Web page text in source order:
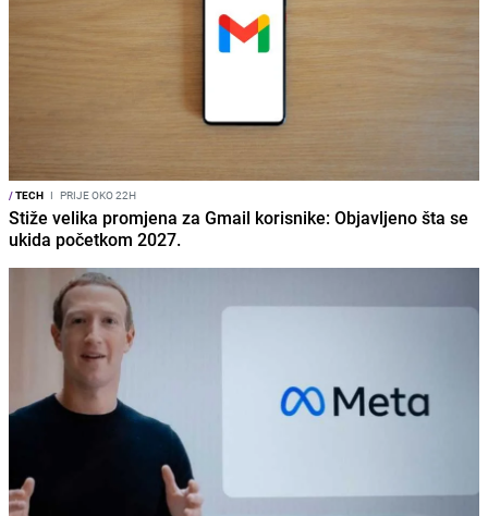
/TECH I PRIJE OKO 22H
Stiže velika promjena za Gmail korisnike: Objavljeno šta se
ukida početkom 2027.